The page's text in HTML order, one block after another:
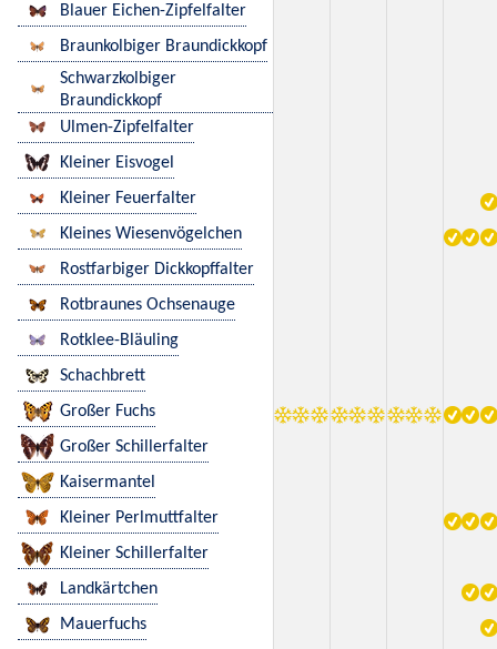
Blauer Eichen-Zipfelfalter
Braunkolbiger Braundickkopf
Schwarzkolbiger
Braundickkopf
Ulmen-Zipfelfalter
Kleiner Eisvogel
Kleiner Feuerfalter
Kleines Wiesenvögelchen
Rostfarbiger Dickkopffalter
Rotbraunes Ochsenauge
Rotklee-Bläuling
Schachbrett
Großer Fuchs
Großer Schillerfalter
Kaisermantel
Kleiner Perlmuttfalter
Kleiner Schillerfalter
Landkärtchen
Mauerfuchs